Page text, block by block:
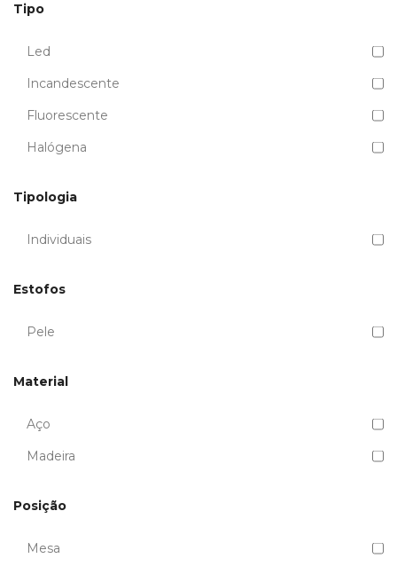
Tipo
Led
Incandescente
Fluorescente
Halógena
Tipologia
Individuais
Estofos
Pele
Material
Aço
Madeira
Posição
Mesa